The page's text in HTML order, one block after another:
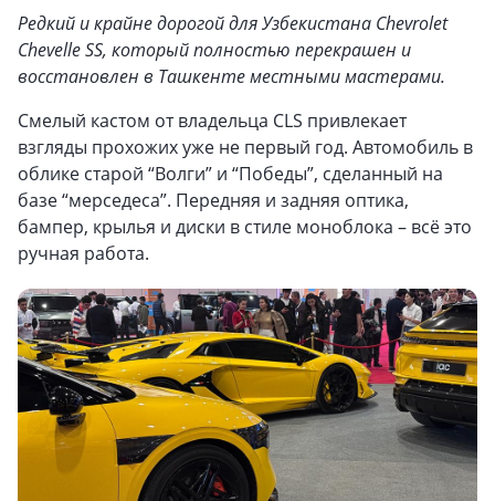
Редкий и крайне дорогой для Узбекистана Chevrolet
Chevelle SS, который полностью перекрашен и
восстановлен в Ташкенте местными мастерами.
Смелый кастом от владельца CLS привлекает
взгляды прохожих уже не первый год. Автомобиль в
облике старой “Волги” и “Победы”, сделанный на
базе “мерседеса”. Передняя и задняя оптика,
бампер, крылья и диски в стиле моноблока – всё это
ручная работа.